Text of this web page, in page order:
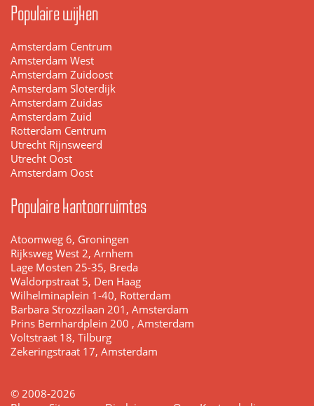
Populaire wijken
Amsterdam Centrum
Amsterdam West
Amsterdam Zuidoost
Amsterdam Sloterdijk
Amsterdam Zuidas
Amsterdam Zuid
Rotterdam Centrum
Utrecht Rijnsweerd
Utrecht Oost
Amsterdam Oost
Populaire kantoorruimtes
Atoomweg 6, Groningen
Rijksweg West 2, Arnhem
Lage Mosten 25-35, Breda
Waldorpstraat 5, Den Haag
Wilhelminaplein 1-40, Rotterdam
Barbara Strozzilaan 201, Amsterdam
Prins Bernhardplein 200 , Amsterdam
Voltstraat 18, Tilburg
Zekeringstraat 17, Amsterdam
© 2008-2026